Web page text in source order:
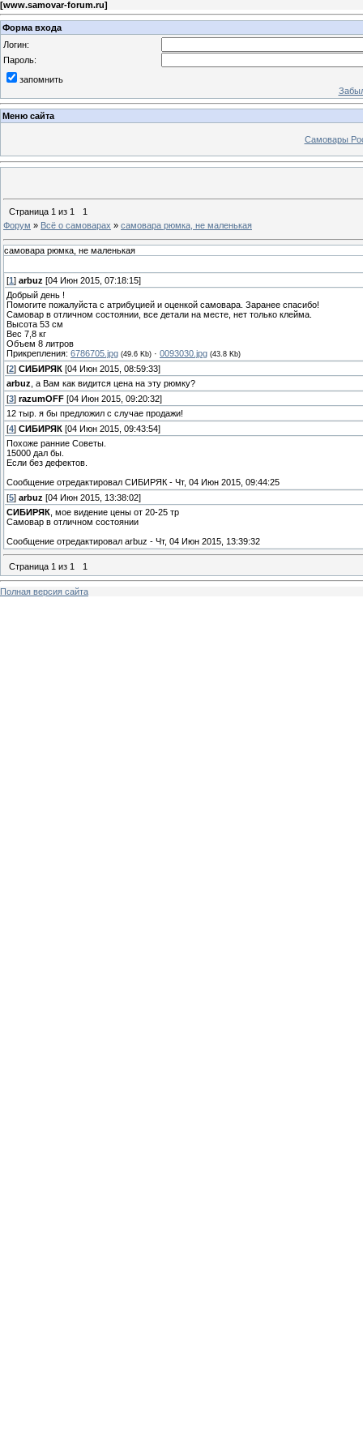
[www.samovar-forum.ru]
Форма входа
Логин:
Пароль:
запомнить
Меню сайта
Самовары
Страница 1 из 1
1
Форум » Всё о самоварах » самовара рюмка, не маленькая
самовара рюмка, не маленькая
[1 ] arbuz [04 Июн 2015, 07:18:15]
Добрый день !
Помогите пожалуйста с атрибуцией и оценкой самовара. Заранее спасибо!
Самовар в отличном состоянии, все детали на месте, нет только клейма.
Высота 53 см
Вес 7,8 кг
Объем 8 литров
Прикрепления: 6786705.jpg (49.6 Kb) · 0093030.jpg (43.8 Kb)
[2] СИБИРЯК [04 Июн 2015, 08:59:33]
arbuz , а Вам как видится цена на эту рюмку?
[3] razumOFF [04 Июн 2015, 09:20:32]
12 тыр. я бы предложил с случае продажи!
[4] СИБИРЯК [04 Июн 2015, 09:43:54]
Похоже ранние Советы.
15000 дал бы.
Если без дефектов.
Сообщение отредактировал СИБИРЯК - Чт, 04 Июн 2015, 09:44:25
[5] arbuz [04 Июн 2015, 13:38:02]
СИБИРЯК , мое видение цены от 20-25 тр
Самовар в отличном состоянии
Сообщение отредактировал arbuz - Чт, 04 Июн 2015, 13:39:32
Страница 1 из 1 1
Полная версия сайта